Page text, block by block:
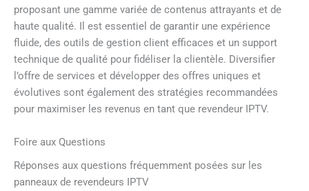
proposant une gamme variée de contenus attrayants et de
haute qualité. Il est essentiel de garantir une expérience
fluide, des outils de gestion client efficaces et un support
technique de qualité pour fidéliser la clientèle. Diversifier
l’offre de services et développer des offres uniques et
évolutives sont également des stratégies recommandées
pour maximiser les revenus en tant que revendeur IPTV.
Foire aux Questions
Réponses aux questions fréquemment posées sur les
panneaux de revendeurs IPTV